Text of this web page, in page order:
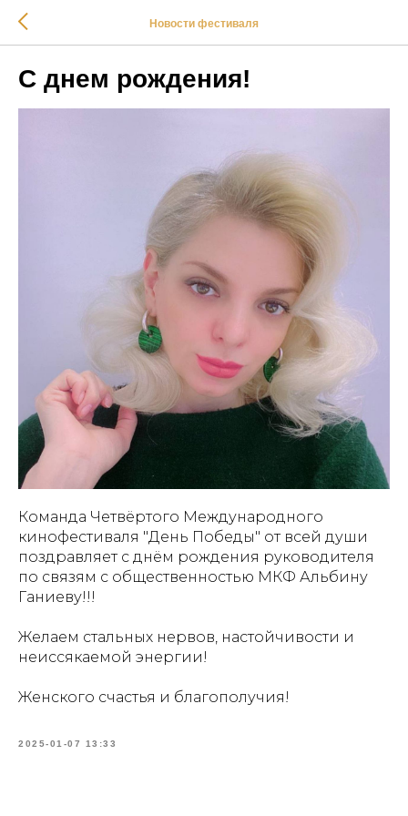
Новости фестиваля
С днем рождения!
Команда Четвёртого Международного
кинофестиваля "День Победы" от всей души
поздравляет с днём рождения руководителя
по связям с общественностью МКФ Альбину
Ганиеву!!!
Желаем стальных нервов, настойчивости и
неиссякаемой энергии!
Женского счастья и благополучия!
2025-01-07 13:33